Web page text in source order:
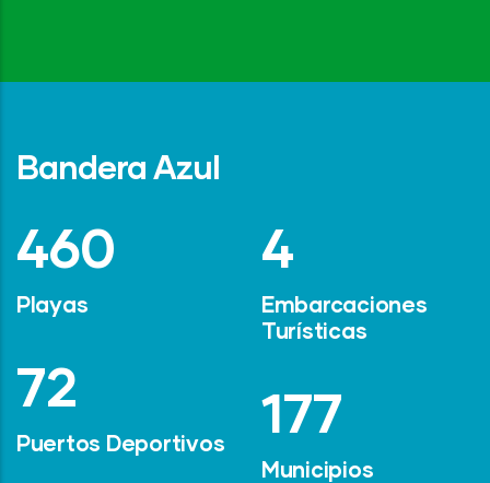
Bandera Azul
642
Playas
101
Puertos Deportivos
6
Embarcaciones
Turísticas
247
Municipios